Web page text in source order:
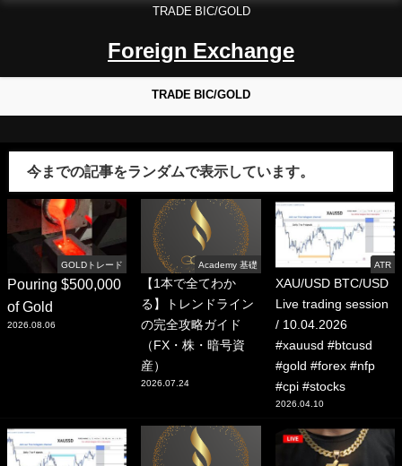
TRADE BIC/GOLD
Foreign Exchange
TRADE BIC/GOLD
今までの記事をランダムで表示しています。
GOLDトレード
Pouring $500,000
of Gold
2026.08.06
Academy 基礎
【1本で全てわか
る】トレンドライン
の完全攻略ガイド
（FX・株・暗号資
産）
2026.07.24
ATR
XAU/USD BTC/USD
Live trading session
/ 10.04.2026
#xauusd #btcusd
#gold #forex #nfp
#cpi #stocks
2026.04.10